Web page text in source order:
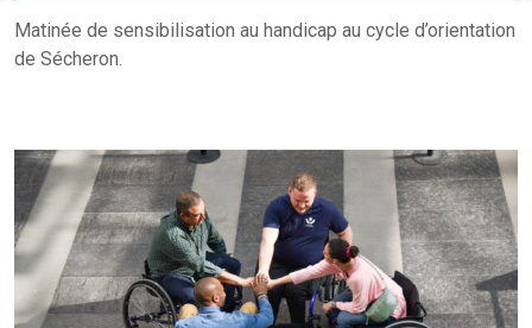
Matinée de sensibilisation au handicap au cycle d’orientation
de Sécheron.